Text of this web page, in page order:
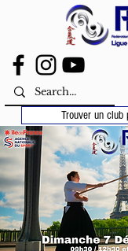
Trouver un club